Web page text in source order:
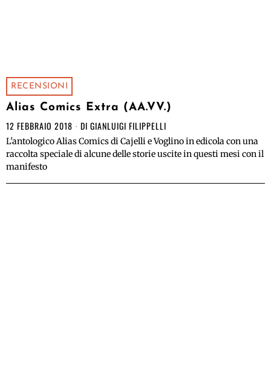
RECENSIONI
Alias Comics Extra (AA.VV.)
12 FEBBRAIO 2018 DI GIANLUIGI FILIPPELLI
L'antologico Alias Comics di Cajelli e Voglino in edicola con una
raccolta speciale di alcune delle storie uscite in questi mesi con il
manifesto